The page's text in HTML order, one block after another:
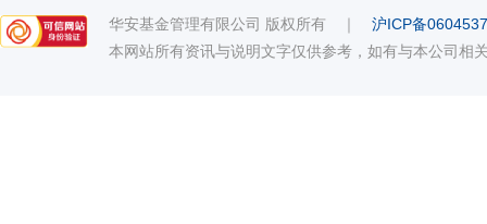
华安基金管理有限公司 版权所有 ｜ 沪ICP备
本网站所有资讯与说明文字仅供参考，如有与本公司相